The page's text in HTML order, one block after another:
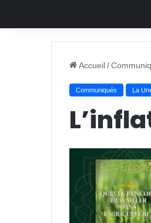
Accueil/
Communiqués La